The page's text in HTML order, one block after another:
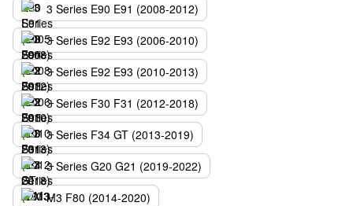
3 Series E90 E91 (2008-2012)
3 Series E92 E93 (2006-2010)
3 Series E92 E93 (2010-2013)
3 Series F30 F31 (2012-2018)
3 Series F34 GT (2013-2019)
3 Series G20 G21 (2019-2022)
M3 F80 (2014-2020)